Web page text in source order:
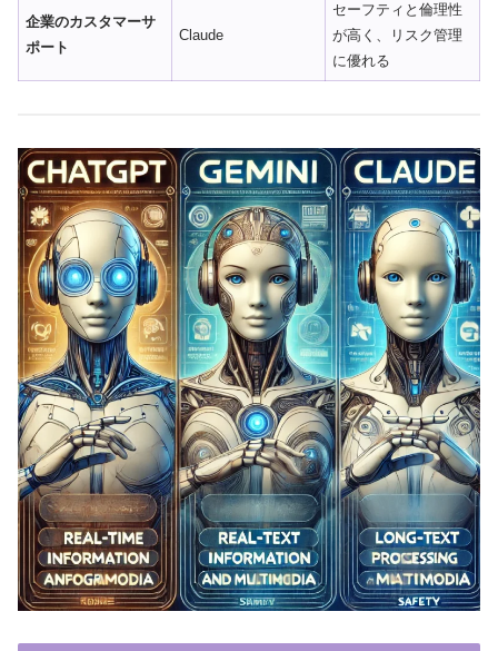
企業のカスタマーサ
ポート
Claude
セーフティと倫理性
が高く、リスク管理
に優れる